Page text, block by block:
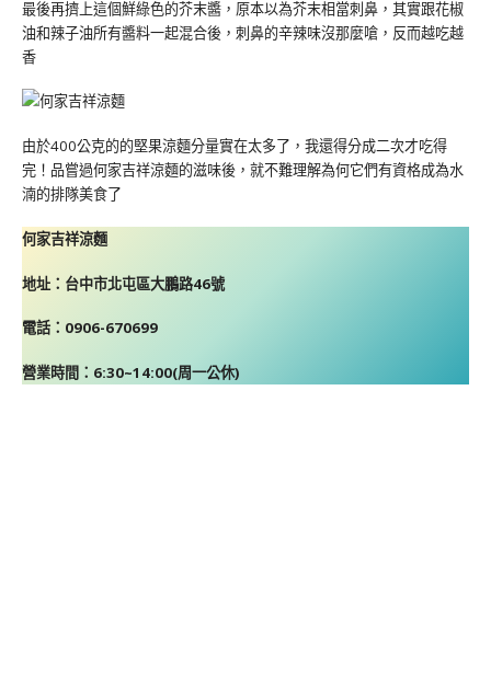
最後再擠上這個鮮綠色的芥末醬，原本以為芥末相當刺鼻，其實跟花椒
油和辣子油所有醬料一起混合後，刺鼻的辛辣味沒那麼嗆，反而越吃越
香
由於400公克的的堅果涼麵分量實在太多了，我還得分成二次才吃得
完！品嘗過何家吉祥涼麵的滋味後，就不難理解為何它們有資格成為水
湳的排隊美食了
何家吉祥涼麵
地址：台中市北屯區大鵬路46號
電話：0906-670699
營業時間：6:30~14:00(周一公休)